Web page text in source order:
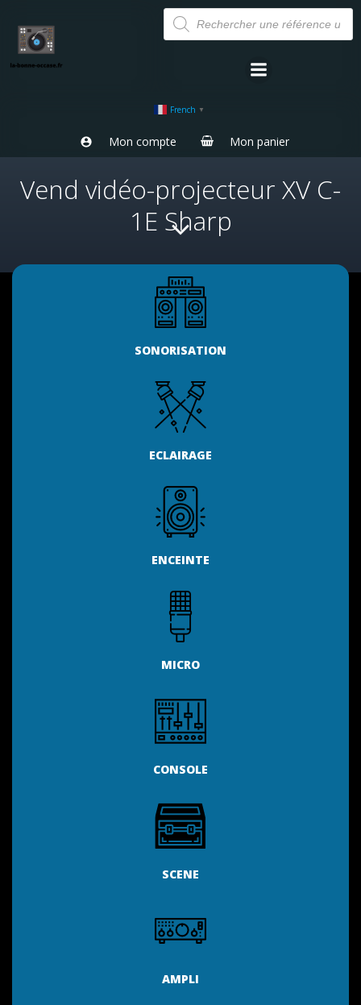
Aller
au
contenu
Recherche
de
produits
French ▼
Mon compte Mon panier
Vend vidéo-projecteur XV C-
1E Sharp
SONORISATION
ECLAIRAGE
ENCEINTE
MICRO
CONSOLE
SCENE
AMPLI